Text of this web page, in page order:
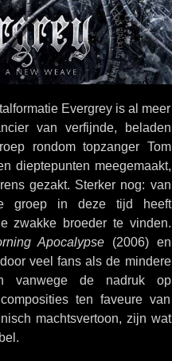
Evergrey is al meer
van verfijnde, beladen
rondom topzanger Tom
dieptepunten meegemaakt,
gezakt. Sterker nog: van
groep in deze tijd heeft
zwakke broeder te vinden.
Apocalypse (2006) en
veel fans als de mindere
vanwege de nadruk op
ten faveure van
machtsvertoon, zijn wat